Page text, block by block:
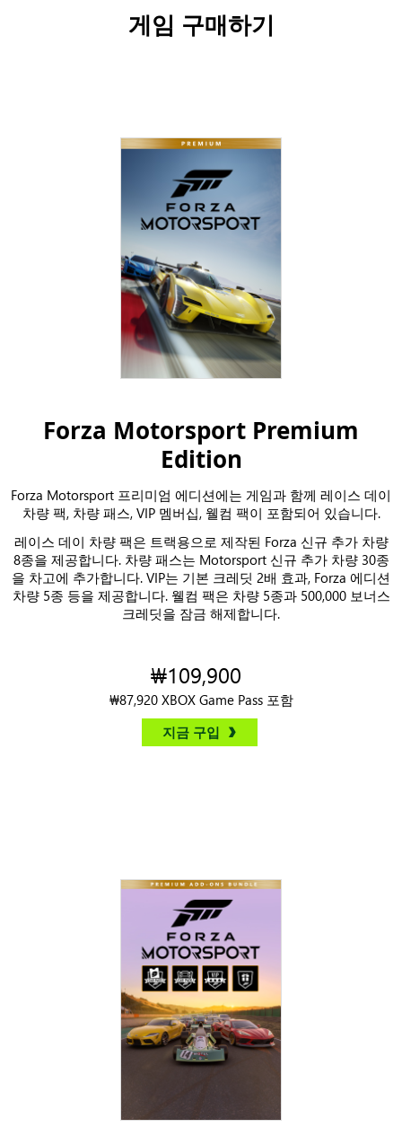
게임 구매하기
Forza Motorsport Premium
Edition
Forza Motorsport 프리미엄 에디션에는 게임과 함께 레이스 데이
차량 팩, 차량 패스, VIP 멤버십, 웰컴 팩이 포함되어 있습니다.
레이스 데이 차량 팩은 트랙용으로 제작된 Forza 신규 추가 차량
8종을 제공합니다. 차량 패스는 Motorsport 신규 추가 차량 30종
을 차고에 추가합니다. VIP는 기본 크레딧 2배 효과, Forza 에디션
차량 5종 등을 제공합니다. 웰컴 팩은 차량 5종과 500,000 보너스
크레딧을 잠금 해제합니다.
₩109,900
₩87,920 XBOX Game Pass 포함
지금 구입